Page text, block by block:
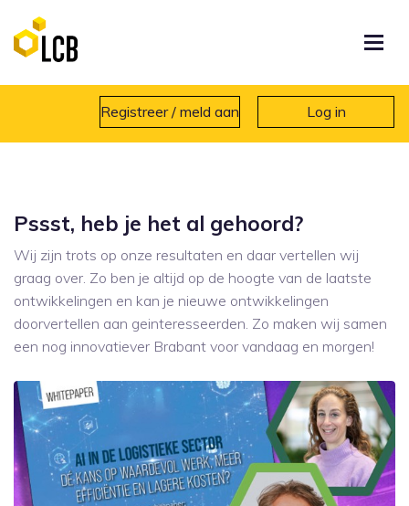
Registreer / meld aan Log in
Pssst, heb je het al gehoord?
Wij zijn trots op onze resultaten en daar vertellen wij
graag over. Zo ben je altijd op de hoogte van de laatste
ontwikkelingen en kan je nieuwe ontwikkelingen
doorvertellen aan geinteresseerden. Zo maken wij samen
een nog innovatiever Brabant voor vandaag en morgen!